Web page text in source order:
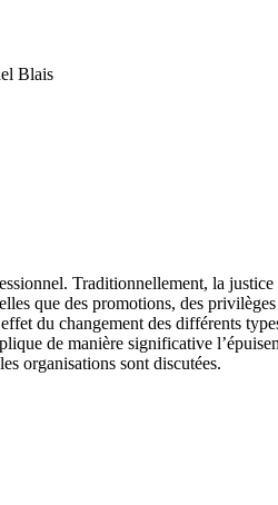
Blais
Traditionnellement, la
que des promotions, des
du changement des différents
de manière significative
organisations sont discutées.